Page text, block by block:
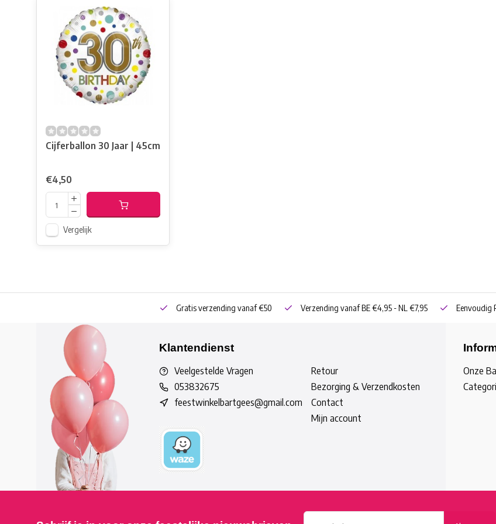
Cijferballon 30 Jaar | 45cm
€4,50
Vergelijk
Gratis verzending vanaf €50 Verzending vanaf BE €4,95 - NL €7,95 Eenvoudig
Klantendienst
Veelgestelde Vragen
053832675
feestwinkelbartgees@gmail.com
Retour
Bezorging & Verzendkosten
Contact
Mijn account
Onze